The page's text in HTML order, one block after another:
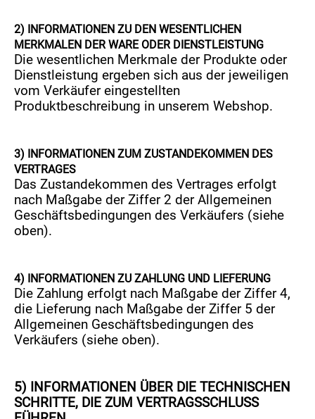
2) INFORMATIONEN ZU DEN WESENTLICHEN
MERKMALEN DER WARE ODER DIENSTLEISTUNG
Die wesentlichen Merkmale der Produkte oder
Dienstleistung ergeben sich aus der jeweiligen
vom Verkäufer eingestellten
Produktbeschreibung in unserem Webshop.
3) INFORMATIONEN ZUM ZUSTANDEKOMMEN DES
VERTRAGES
Das Zustandekommen des Vertrages erfolgt
nach Maßgabe der Ziffer 2 der Allgemeinen
Geschäftsbedingungen des Verkäufers (siehe
oben).
4) INFORMATIONEN ZU ZAHLUNG UND LIEFERUNG
Die Zahlung erfolgt nach Maßgabe der Ziffer 4,
die Lieferung nach Maßgabe der Ziffer 5 der
Allgemeinen Geschäftsbedingungen des
Verkäufers (siehe oben).
5) INFORMATIONEN ÜBER DIE TECHNISCHEN
SCHRITTE, DIE ZUM VERTRAGSSCHLUSS